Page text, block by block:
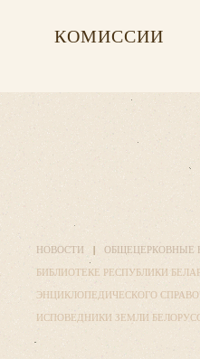
КОМИССИИ
НОВОСТИ ОБЩЕЦЕРКОВНЫЕ
БИБЛИОТЕКЕ РЕСПУБЛИКИ
ЭНЦИКЛОПЕДИЧЕСКОГО
ИСПОВЕДНИКИ ЗЕМЛИ